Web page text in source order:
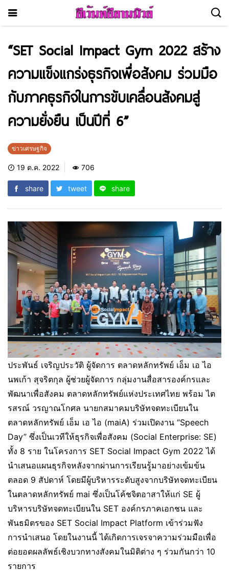
“SET Social Impact Gym 2022 สร้าง
ความแข็งแกร่งธุรกิจเพื่อสังคม ร่วมมือ
กับภาคธุรกิจในการขับเคลื่อนสังคมสู่
ความยั่งยืน เป็นปีที่ 6”
ข่าวเศรษฐกิจ
19 ต.ค. 2022 706
share tweet share
ประพันธ์ เจริญประวัติ ผู้จัดการ ตลาดหลักทรัพย์ เอ็ม เอ ไอ
นพเก้า สุจริตกุล ผู้ช่วยผู้จัดการ กลุ่มงานสื่อสารองค์กรและ
พัฒนาเพื่อสังคม ตลาดหลักทรัพย์แห่งประเทศไทย พร้อม ไต
รสรณ์ วรญาณโกศล นายกสมาคมบริษัทจดทะเบียนใน
ตลาดหลักทรัพย์ เอ็ม เอ ไอ (maiA) ร่วมเปิดงาน “Speech
Day” ซึ่งเป็นเวทีให้ธุรกิจเพื่อสังคม (Social Enterprise: SE)
ทั้ง 8 ราย ในโครงการ SET Social Impact Gym 2022 ได้
นำเสนอแผนธุรกิจหลังจากผ่านการเรียนรู้มาอย่างเข้มข้น
ตลอด 9 สัปดาห์ โดยมีผู้บริหารระดับสูงจากบริษัทจดทะเบียน
ในตลาดหลักทรัพย์ mai ซึ่งเป็นโค้ชจิตอาสาให้แก่ SE ผู้
บริหารบริษัทจดทะเบียนใน SET องค์กรภาคเอกชน และ
พันธมิตรของ SET Social Impact Platform เข้าร่วมฟัง
การนำเสนอ โดยในงานนี้ ได้เกิดการเจรจาความร่วมมือเพื่อ
ต่อยอดผลลัพธ์เชิงบวกทางสังคมในมิติต่าง ๆ ร่วมกันกว่า 10
รายการ